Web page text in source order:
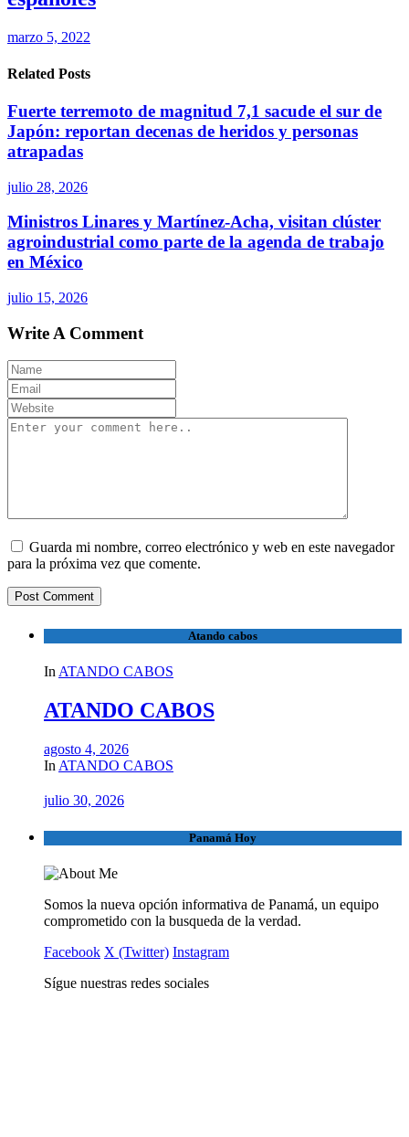
marzo 5, 2022
Related Posts
Fuerte terremoto de magnitud 7,1 sacude el sur de
Japón: reportan decenas de heridos y personas
atrapadas
julio 28, 2026
Ministros Linares y Martínez-Acha, visitan clúster
agroindustrial como parte de la agenda de trabajo
en México
julio 15, 2026
Write A Comment
Guarda mi nombre, correo electrónico y web en este navegador
para la próxima vez que comente.
Atando cabos
In ATANDO CABOS
ATANDO CABOS
agosto 4, 2026
In ATANDO CABOS
julio 30, 2026
Panamá Hoy
Somos la nueva opción informativa de Panamá, un equipo
comprometido con la busqueda de la verdad.
Facebook X (Twitter) Instagram
Sígue nuestras redes sociales